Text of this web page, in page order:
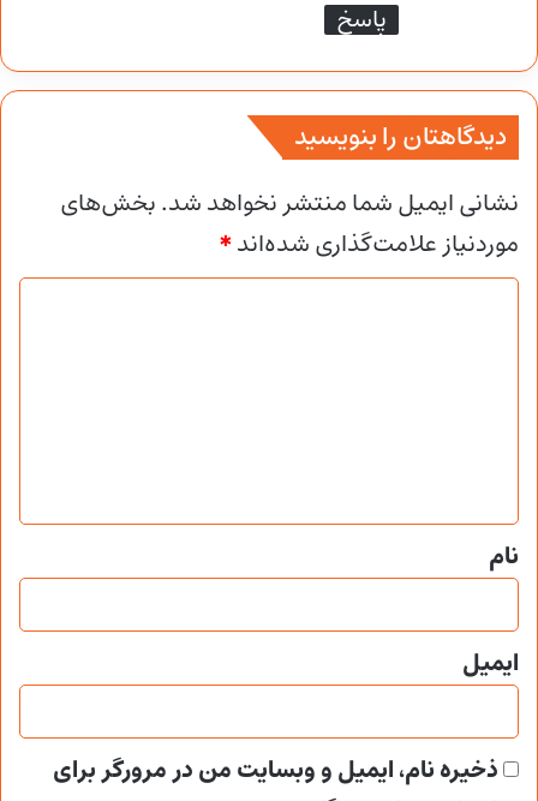
پاسخ
دیدگاهتان را بنویسید
نشانی ایمیل شما منتشر نخواهد شد.بخش‌های
موردنیاز علامت‌گذاری شده‌اند*
*
نام
ایمیل
ذخیره نام، ایمیل و وبسایت من در مرورگر برای